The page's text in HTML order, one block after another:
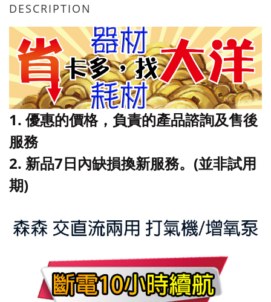
DESCRIPTION
1. 優惠的價格，負責的產品諮詢及售後
服務
2. 新品7日內缺損換新服務。(並非試用
期)